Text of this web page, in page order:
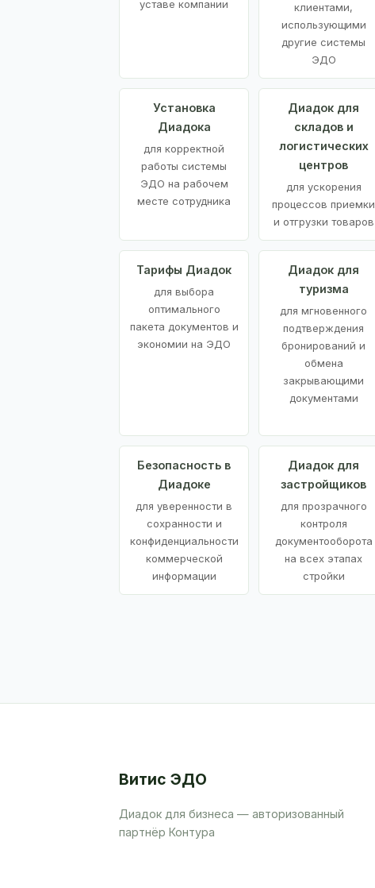
уставе компании
клиентами,
использующими
другие системы
ЭДО
Установка
Диадока
для корректной
работы системы
ЭДО на рабочем
месте сотрудника
Диадок для
складов и
логистических
центров
для ускорения
процессов приемки
и отгрузки товаров
Тарифы Диадок
для выбора
оптимального
пакета документов и
экономии на ЭДО
Диадок для
туризма
для мгновенного
подтверждения
бронирований и
обмена
закрывающими
документами
Безопасность в
Диадоке
для уверенности в
сохранности и
конфиденциальности
коммерческой
информации
Диадок для
застройщиков
для прозрачного
контроля
документооборота
на всех этапах
стройки
Витис ЭДО
Диадок для бизнеса — авторизованный
партнёр Контура